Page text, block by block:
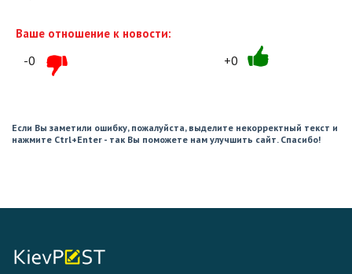
Ваше отношение к новости:
-0 +0
Если Вы заметили ошибку, пожалуйста, выделите некорректный текст и
нажмите Ctrl+Enter - так Вы поможете нам улучшить сайт. Спасибо!